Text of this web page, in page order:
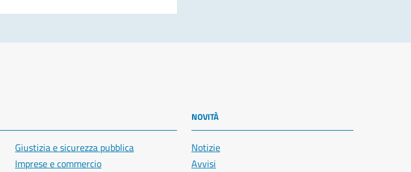
Giustizia e sicurezza pubblica
Imprese e commercio
NOVITÀ
Notizie
Avvisi